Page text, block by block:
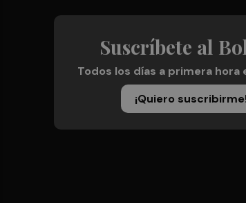
Suscríbete al
Todos los días a primera hora
¡Quiero